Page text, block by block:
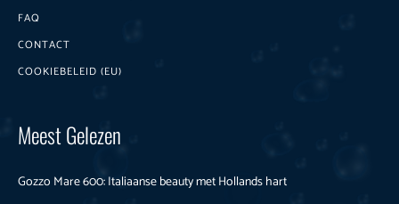
FAQ
CONTACT
COOKIEBELEID (EU)
Meest Gelezen
Gozzo Mare 600: Italiaanse beauty met Hollands hart